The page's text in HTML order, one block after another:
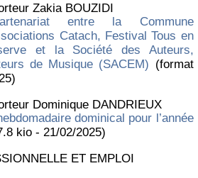
Zakia BOUZIDI
entre la Commune
Catach, Festival Tous en
et la Société des Auteurs,
de Musique (SACEM) (format
Dominique DANDRIEUX
dominical pour l’année
kio - 21/02/2025)
ET EMPLOI